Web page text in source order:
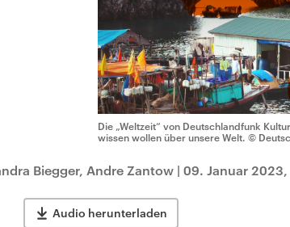
Die „Weltzeit“ von Deutschlandfunk
wissen wollen über unsere Welt. ©
Biegger, Andre Zantow | 09. Januar
Audio herunterladen